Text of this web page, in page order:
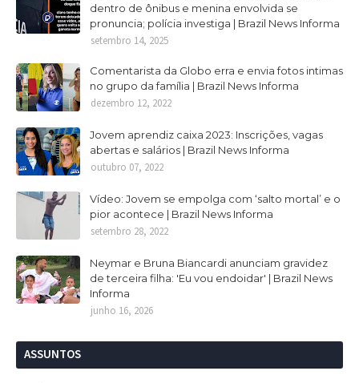
dentro de ônibus e menina envolvida se
pronuncia; polícia investiga | Brazil News Informa
setembro 14, 2025
Comentarista da Globo erra e envia fotos intimas
no grupo da família | Brazil News Informa
dezembro 12, 2022
Jovem aprendiz caixa 2023: Inscrições, vagas
abertas e salários | Brazil News Informa
outubro 07, 2022
Vídeo: Jovem se empolga com ‘salto mortal’ e o
pior acontece | Brazil News Informa
setembro 28, 2022
Neymar e Bruna Biancardi anunciam gravidez
de terceira filha: 'Eu vou endoidar' | Brazil News
Informa
junho 16, 2026
ASSUNTOS